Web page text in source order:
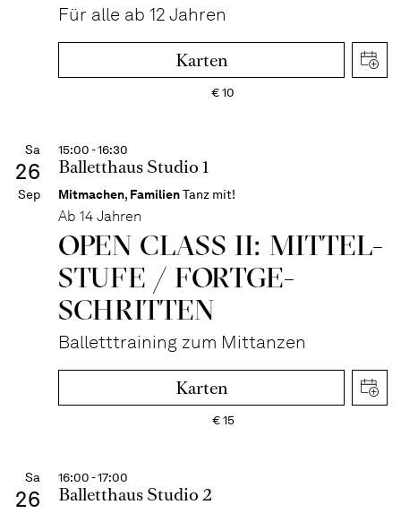
Für alle ab 12 Jahren
Karten
€10
Sa
26
Sep
15:00 - 16:30
Balletthaus Studio 1
Mitmachen, FamilienTanz mit!
Ab 14 Jahren
OPEN CLASS II: MITTEL­
STUFE / FORT­GE­
SCHRITTEN
Balletttraining zum Mittanzen
Karten
€15
Sa
26
16:00 - 17:00
Balletthaus Studio 2